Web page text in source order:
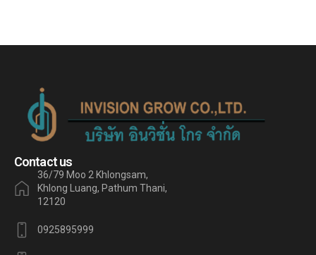
Contact us
36/79 Moo 2 Khlongsam,
Khlong Luang, Pathum Thani,
12120
0925895999